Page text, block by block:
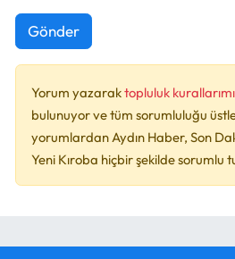
Gönder
Yorum yazaraktopluluk
bulunuyor ve tüm sorumluluğu
yorumlardan Aydın Haber, Son
Yeni Kıroba hiçbir şekilde sorumlu